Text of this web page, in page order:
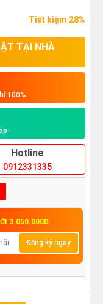
Tiết kiệm 28%
TẠI NHÀ
100%
Hotline
0912331335
3.050.000Đ
Đăng ký ngay